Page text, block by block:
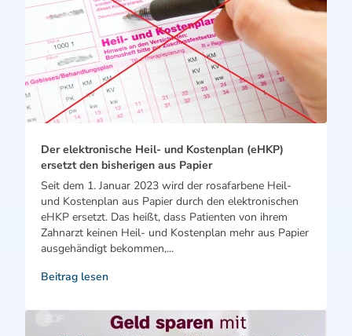
Der elektronische Heil- und Kostenplan (eHKP)
ersetzt den bisherigen aus Papier
Seit dem 1. Januar 2023 wird der rosafarbene Heil-
und Kostenplan aus Papier durch den elektronischen
eHKP ersetzt. Das heißt, dass Patienten von ihrem
Zahnarzt keinen Heil- und Kostenplan mehr aus Papier
ausgehändigt bekommen,...
Beitrag lesen